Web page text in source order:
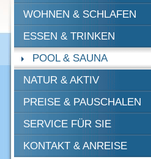
WOHNEN & SCHLAFEN
ESSEN & TRINKEN
POOL & SAUNA
NATUR & AKTIV
PREISE & PAUSCHALEN
SERVICE FÜR SIE
KONTAKT & ANREISE